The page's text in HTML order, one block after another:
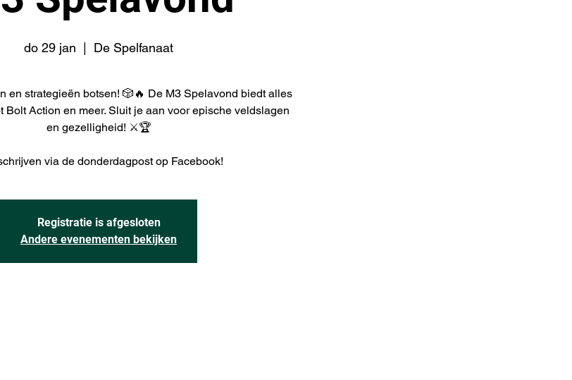
do 29 jan
  |
De Spelfanaat
en strategieën botsen! 🎲🔥 De M3 Spelavond biedt alles
Bolt Action en meer. Sluit je aan voor epische veldslagen
en gezelligheid! ⚔️🏆
via de donderdagpost op Facebook!
Registratie is afgesloten
Andere evenementen bekijken